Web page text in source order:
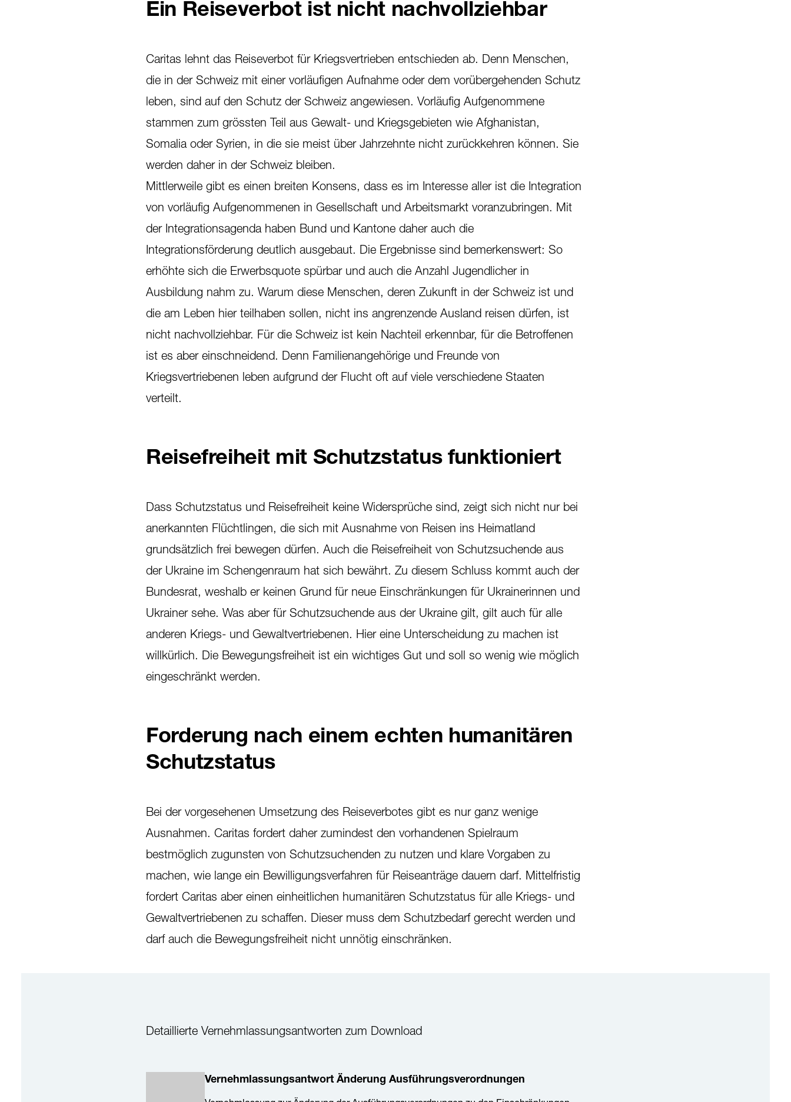
Ein Reiseverbot ist nicht nachvollziehbar
Caritas lehnt das Reiseverbot für Kriegsvertrieben entschieden ab. Denn Menschen,
die in der Schweiz mit einer vorläufigen Aufnahme oder dem vorübergehenden Schutz
leben, sind auf den Schutz der Schweiz angewiesen. Vorläufig Aufgenommene
stammen zum grössten Teil aus Gewalt- und Kriegsgebieten wie Afghanistan,
Somalia oder Syrien, in die sie meist über Jahrzehnte nicht zurückkehren können. Sie
werden daher in der Schweiz bleiben.
Mittlerweile gibt es einen breiten Konsens, dass es im Interesse aller ist die Integration
von vorläufig Aufgenommenen in Gesellschaft und Arbeitsmarkt voranzubringen. Mit
der Integrationsagenda haben Bund und Kantone daher auch die
Integrationsförderung deutlich ausgebaut. Die Ergebnisse sind bemerkenswert: So
erhöhte sich die Erwerbsquote spürbar und auch die Anzahl Jugendlicher in
Ausbildung nahm zu. Warum diese Menschen, deren Zukunft in der Schweiz ist und
die am Leben hier teilhaben sollen, nicht ins angrenzende Ausland reisen dürfen, ist
nicht nachvollziehbar. Für die Schweiz ist kein Nachteil erkennbar, für die Betroffenen
ist es aber einschneidend. Denn Familienangehörige und Freunde von
Kriegsvertriebenen leben aufgrund der Flucht oft auf viele verschiedene Staaten
verteilt.
Reisefreiheit mit Schutzstatus funktioniert
Dass Schutzstatus und Reisefreiheit keine Widersprüche sind, zeigt sich nicht nur bei
anerkannten Flüchtlingen, die sich mit Ausnahme von Reisen ins Heimatland
grundsätzlich frei bewegen dürfen. Auch die Reisefreiheit von Schutzsuchende aus
der Ukraine im Schengenraum hat sich bewährt. Zu diesem Schluss kommt auch der
Bundesrat, weshalb er keinen Grund für neue Einschränkungen für Ukrainerinnen und
Ukrainer sehe. Was aber für Schutzsuchende aus der Ukraine gilt, gilt auch für alle
anderen Kriegs- und Gewaltvertriebenen. Hier eine Unterscheidung zu machen ist
willkürlich. Die Bewegungsfreiheit ist ein wichtiges Gut und soll so wenig wie möglich
eingeschränkt werden.
Forderung nach einem echten humanitären
Schutzstatus
Bei der vorgesehenen Umsetzung des Reiseverbotes gibt es nur ganz wenige
Ausnahmen. Caritas fordert daher zumindest den vorhandenen Spielraum
bestmöglich zugunsten von Schutzsuchenden zu nutzen und klare Vorgaben zu
machen, wie lange ein Bewilligungsverfahren für Reiseanträge dauern darf. Mittelfristig
fordert Caritas aber einen einheitlichen humanitären Schutzstatus für alle Kriegs- und
Gewaltvertriebenen zu schaffen. Dieser muss dem Schutzbedarf gerecht werden und
darf auch die Bewegungsfreiheit nicht unnötig einschränken.
Detaillierte Vernehmlassungsantworten zum Download
Vernehmlassungsantwort Änderung Ausführungsverordnungen